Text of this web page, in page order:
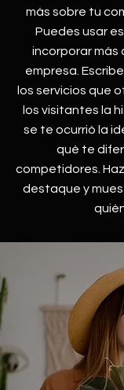
más sobre tu
Puedes usar
incorporar más
empresa.
los servicios que
los visitantes la
se te ocurrió la
qué te
competidores.
destaque y